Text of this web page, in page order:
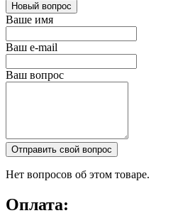
Новый вопрос
Ваше имя
Ваш e-mail
Ваш вопрос
Отправить свой вопрос
Нет вопросов об этом товаре.
Оплата: